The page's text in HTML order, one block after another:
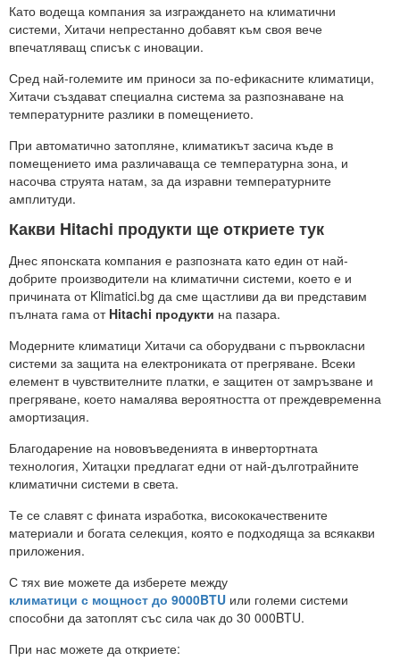
Като водеща компания за изграждането на климатични
системи, Хитачи непрестанно добавят към своя вече
впечатляващ списък с иновации.
Сред най-големите им приноси за по-ефикасните климатици,
Хитачи създават специална система за разпознаване на
температурните разлики в помещението.
При автоматично затопляне, климатикът засича къде в
помещението има различаваща се температурна зона, и
насочва струята натам, за да изравни температурните
амплитуди.
Какви Hitachi продукти ще откриете тук
Днес японската компания е разпозната като един от най-
добрите производители на климатични системи, което е и
причината от Klimatici.bg да сме щастливи да ви представим
пълната гама от Hitachi продукти на пазара.
Модерните климатици Хитачи са оборудвани с първокласни
системи за защита на електрониката от прегряване. Всеки
елемент в чувствителните платки, е защитен от замръзване и
прегряване, което намалява вероятността от преждевременна
амортизация.
Благодарение на нововъведенията в инвертортната
технология, Хитацхи предлагат едни от най-дълготрайните
климатични системи в света.
Те се славят с фината изработка, висококачествените
материали и богата селекция, която е подходяща за всякакви
приложения.
С тях вие можете да изберете между
климатици с мощност до 9000BTU или големи системи
способни да затоплят със сила чак до 30 000BTU.
При нас можете да откриете: